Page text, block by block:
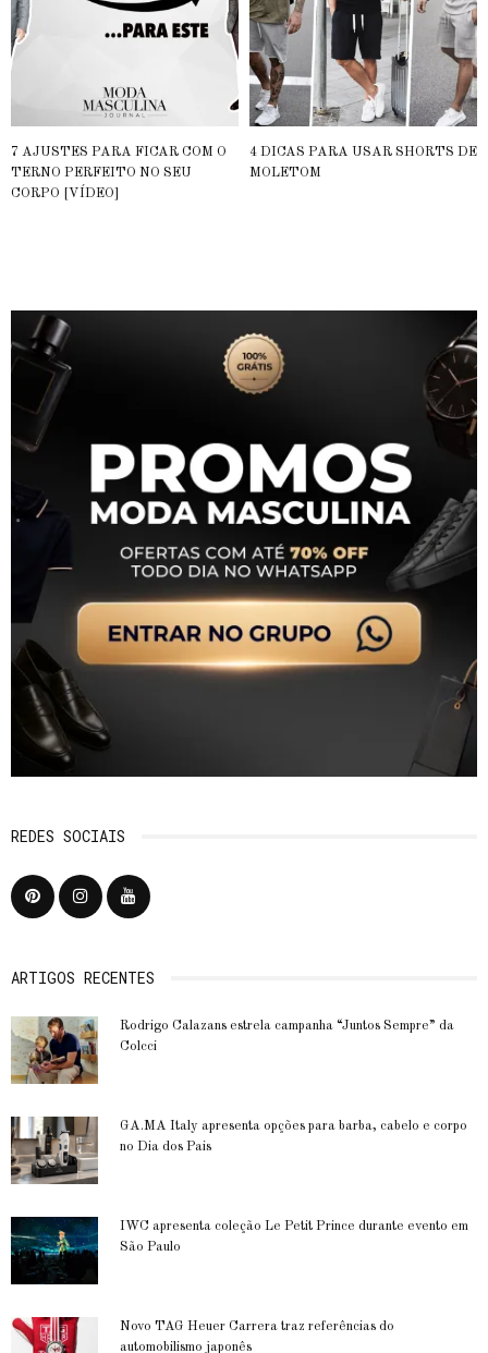
7 AJUSTES PARA FICAR COM O
TERNO PERFEITO NO SEU
CORPO [VÍDEO]
4 DICAS PARA USAR SHORTS DE
MOLETOM
REDES SOCIAIS
ARTIGOS RECENTES
Rodrigo Calazans estrela campanha “Juntos Sempre” da
Colcci
GA.MA Italy apresenta opções para barba, cabelo e corpo
no Dia dos Pais
IWC apresenta coleção Le Petit Prince durante evento em
São Paulo
Novo TAG Heuer Carrera traz referências do
automobilismo japonês